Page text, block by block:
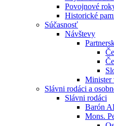
Povojnové
Historické
Súčasnosť
Návštevy
Minister
Slávni rodáci a
Slávni rodáci
Barón
Mons.